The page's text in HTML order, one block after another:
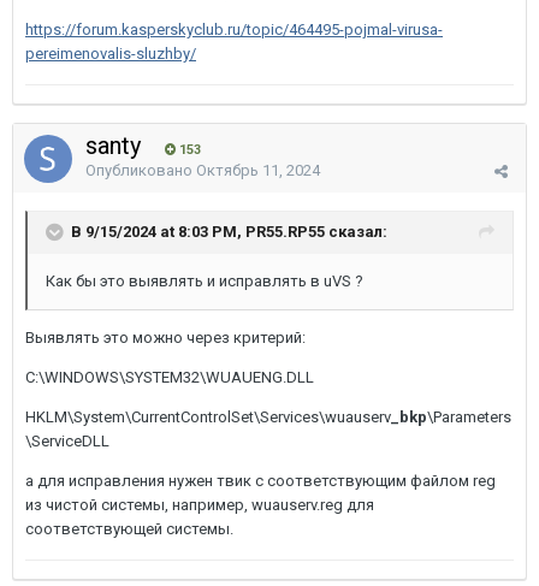
https://forum.kasperskyclub.ru/topic/464495-pojmal-virusa-
pereimenovalis-sluzhby/
santy 153
Опубликовано Октябрь 11, 2024
В 9/15/2024 at 8:03 PM, PR55.RP55 сказал:
Как бы это выявлять и исправлять в uVS ?
Выявлять это можно через критерий:
C:\WINDOWS\SYSTEM32\WUAUENG.DLL
HKLM\System\CurrentControlSet\Services\wuauserv_bkp\Parameters
\ServiceDLL
а для исправления нужен твик с соответствующим файлом reg
из чистой системы, например, wuauserv.reg для
соответствующей системы.